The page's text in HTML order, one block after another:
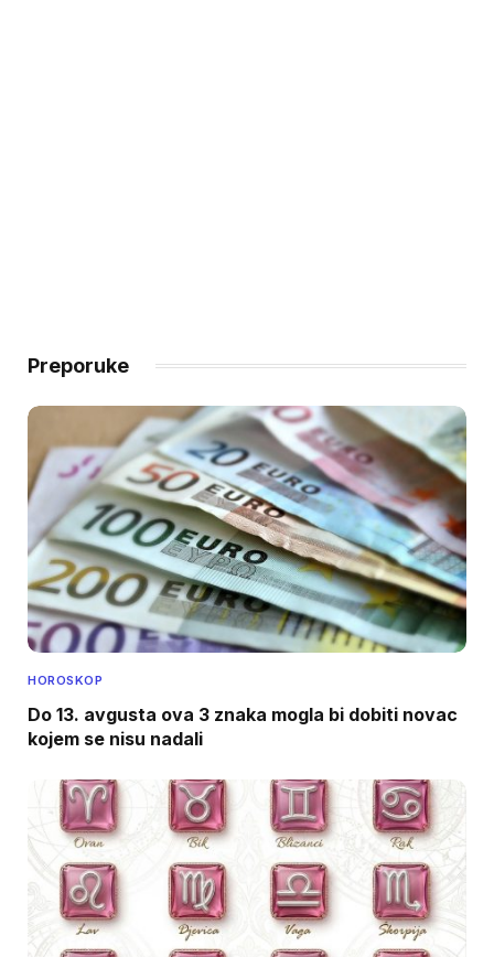
Preporuke
HOROSKOP
Do 13. avgusta ova 3 znaka mogla bi dobiti novac
kojem se nisu nadali